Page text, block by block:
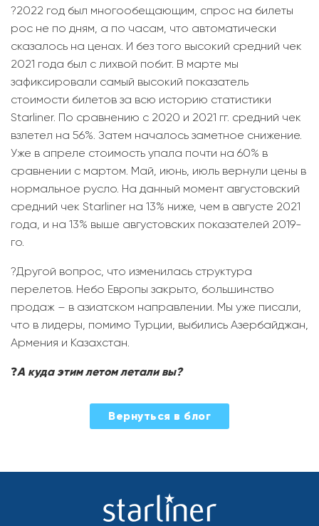
?2022 год был многообещающим, спрос на билеты
рос не по дням, а по часам, что автоматически
сказалось на ценах. И без того высокий средний чек
2021 года был с лихвой побит. В марте мы
зафиксировали самый высокий показатель
стоимости билетов за всю историю статистики
Starliner. По сравнению с 2020 и 2021 гг. средний чек
взлетел на 56%. Затем началось заметное снижение.
Уже в апреле стоимость упала почти на 60% в
сравнении с мартом. Май, июнь, июль вернули цены в
нормальное русло. На данный момент августовский
средний чек Starliner на 13% ниже, чем в августе 2021
года, и на 13% выше августовских показателей 2019-
го.
?Другой вопрос, что изменилась структура
перелетов. Небо Европы закрыто, большинство
продаж – в азиатском направлении. Мы уже писали,
что в лидеры, помимо Турции, выбились Азербайджан,
Армения и Казахстан.
❓А куда этим летом летали вы?
Вернуться в блог